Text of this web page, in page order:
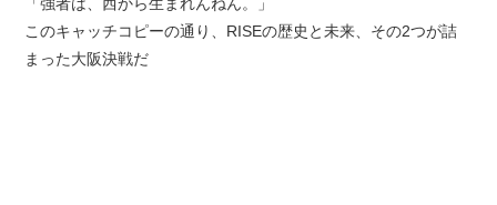
このキャッチコピーの通り、RISEの歴史と未来、その2つが詰
まった大阪決戦だ